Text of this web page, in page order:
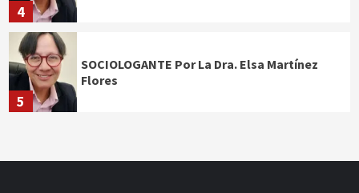
4
5
SOCIOLOGANTE Por La Dra. Elsa Martínez
Flores